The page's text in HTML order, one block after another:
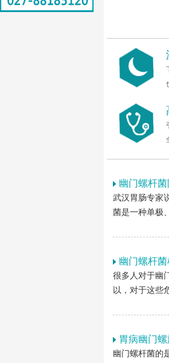
幽门螺杆
武汉胃肠专家
菌是一种单极
幽门螺杆
很多人对于幽
以，对于这些
胃病幽门
幽门螺杆菌的